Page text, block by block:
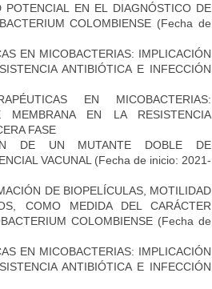
EN EL DIAGNÓSTICO DE
COLOMBIENSE (Fecha de
EN MICOBACTERIAS: IMPLICACIÓN
ANTIBIÓTICA E INFECCIÓN
EN MICOBACTERIAS:
MEMBRANA EN LA RESISTENCIA
FASE
DE UN MUTANTE DOBLE DE
VACUNAL (Fecha de inicio: 2021-
DE BIOPELÍCULAS, MOTILIDAD
COMO MEDIDA DEL CARÁCTER
COLOMBIENSE (Fecha de
EN MICOBACTERIAS: IMPLICACIÓN
ANTIBIÓTICA E INFECCIÓN